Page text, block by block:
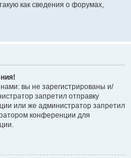
как сведения о форумах,
вы не зарегистрированы и/
запретил отправку
или же администратор запретил
конференции для